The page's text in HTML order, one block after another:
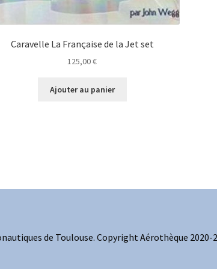
Caravelle La Française de la Jet set
125,00€
Ajouter au panier
de Toulouse. Copyright Aérothèque 2020-